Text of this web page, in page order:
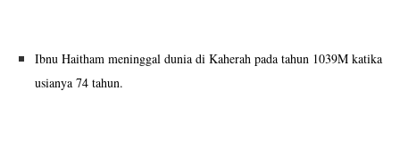
Ibnu Haitham meninggal dunia di Kaherah pada tahun 1039M katika
usianya 74 tahun.